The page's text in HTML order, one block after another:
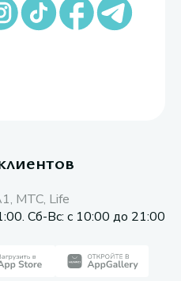
МТС, Life
Сб-Вс: с 10:00 до 21:00